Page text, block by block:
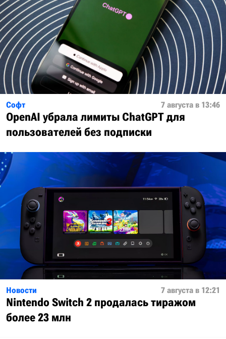
Софт 7 августа в 13:46
OpenAI убрала лимиты ChatGPT для
пользователей без подписки
Новости 7 августа в 12:21
Nintendo Switch 2 продалась тиражом
более 23 млн